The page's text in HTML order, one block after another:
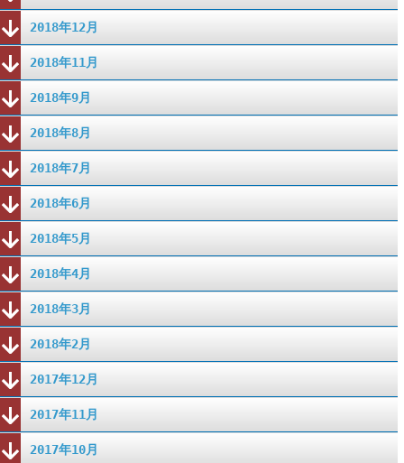
2018年12月
2018年11月
2018年9月
2018年8月
2018年7月
2018年6月
2018年5月
2018年4月
2018年3月
2018年2月
2017年12月
2017年11月
2017年10月